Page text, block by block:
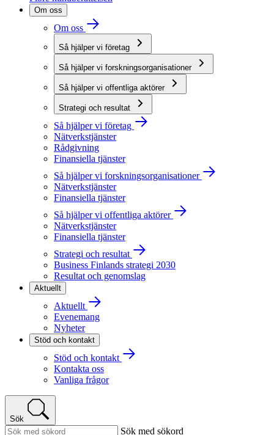
Om oss
Om oss
Så hjälper vi företag
Så hjälper vi forskningsorganisationer
Så hjälper vi offentliga aktörer
Strategi och resultat
Så hjälper vi företag
Nätverkstjänster
Rådgivning
Finansiella tjänster
Så hjälper vi forskningsorganisationer
Nätverkstjänster
Finansiella tjänster
Så hjälper vi offentliga aktörer
Nätverkstjänster
Finansiella tjänster
Strategi och resultat
Business Finlands strategi 2030
Resultat och genomslag
Aktuellt
Aktuellt
Evenemang
Nyheter
Stöd och kontakt
Stöd och kontakt
Kontakta oss
Vanliga frågor
Sök
Sök med sökord